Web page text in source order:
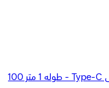
لافينتو (MP474) كابل من Type-C الى Type-C - طوله 1 متر 100